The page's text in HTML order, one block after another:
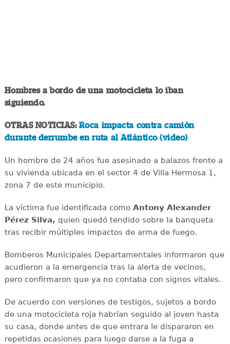
Hombres a bordo de una motocicleta lo iban
siguiendo.
OTRAS NOTICIAS: Roca impacta contra camión
durante derrumbe en ruta al Atlántico (video)
Un hombre de 24 años fue asesinado a balazos frente a
su vivienda ubicada en el sector 4 de Villa Hermosa 1,
zona 7 de este municipio.
La víctima fue identificada como Antony Alexander
Pérez Silva, quien quedó tendido sobre la banqueta
tras recibir múltiples impactos de arma de fuego.
Bomberos Municipales Departamentales informaron que
acudieron a la emergencia tras la alerta de vecinos,
pero confirmaron que ya no contaba con signos vitales.
De acuerdo con versiones de testigos, sujetos a bordo
de una motocicleta roja habrían seguido al joven hasta
su casa, donde antes de que entrara le dispararon en
repetidas ocasiones para luego darse a la fuga a